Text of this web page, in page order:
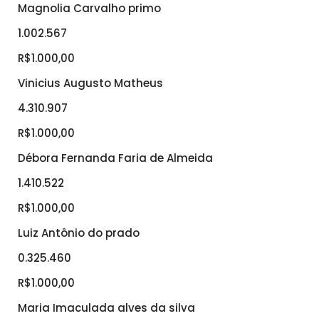
Magnolia Carvalho primo
1.002.567
R$1.000,00
Vinicius Augusto Matheus
4.310.907
R$1.000,00
Débora Fernanda Faria de Almeida
1.410.522
R$1.000,00
Luiz Antônio do prado
0.325.460
R$1.000,00
Maria Imaculada alves da silva